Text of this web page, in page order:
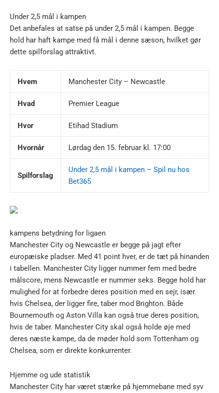
Under 2,5 mål i kampen
Det anbefales at satse på under 2,5 mål i kampen. Begge
hold har haft kampe med få mål i denne sæson, hvilket gør
dette spilforslag attraktivt.
Hvem Manchester City – Newcastle
Hvad Premier League
Hvor Etihad Stadium
Hvornår Lørdag den 15. februar kl. 17:00
Spilforslag
Under 2,5 mål i kampen – Spil nu hos
Bet365
kampens betydning for ligaen
Manchester City og Newcastle er begge på jagt efter
europæiske pladser. Med 41 point hver, er de tæt på hinanden
i tabellen. Manchester City ligger nummer fem med bedre
målscore, mens Newcastle er nummer seks. Begge hold har
mulighed for at forbedre deres position med en sejr, især
hvis Chelsea, der ligger fire, taber mod Brighton. Både
Bournemouth og Aston Villa kan også true deres position,
hvis de taber. Manchester City skal også holde øje med
deres næste kampe, da de møder hold som Tottenham og
Chelsea, som er direkte konkurrenter.
Hjemme og ude statistik
Manchester City har været stærke på hjemmebane med syv